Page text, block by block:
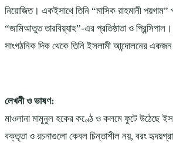
নিয়োজিত। একইসাথে তিনি “মাসিক রাহমানী
“জামিআতুত তারবিয়্যাহ”-এর প্রতিষ্ঠাতা ও প্রিন্সিপাল।
সাংগঠনিক দিক থেকে তিনি ইসলামী আন্দোলনের
লেখনী ও ভাষণ:
মাওলানা মামুনুল হকের কণ্ঠে ও কলমে ফুটে উঠেছে
বক্তৃতা ও রচনাগুলো কেবল চিন্তাশীল নয়, বরং